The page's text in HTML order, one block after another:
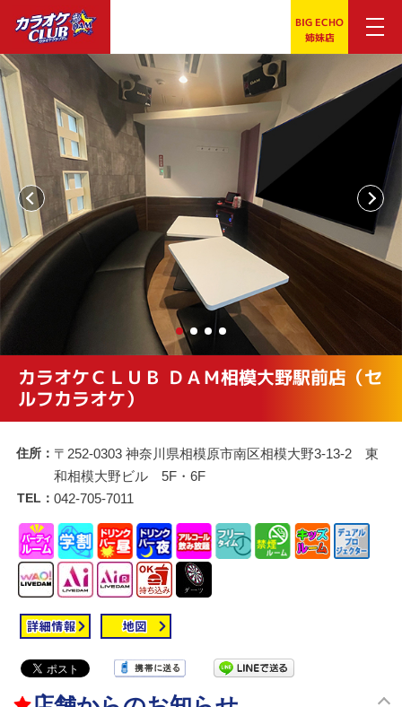
BIG ECHO
姉妹店
カラオケＣＬＵＢ ＤＡＭ相模大野駅前店（セ
ルフカラオケ）
住所： 〒252-0303 神奈川県相模原市南区相模大野3-13-2 東
和相模大野ビル 5F・6F
TEL： 042-705-7011